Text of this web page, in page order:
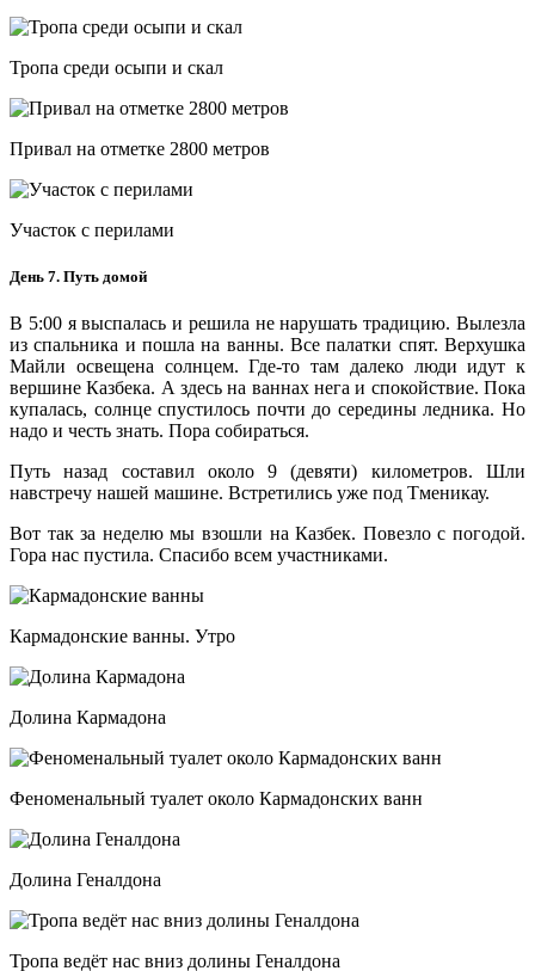
Тропа среди осыпи и скал
Привал на отметке 2800 метров
Участок с перилами
День 7. Путь домой
В 5:00 я выспалась и решила не нарушать традицию. Вылезла
из спальника и пошла на ванны. Все палатки спят. Верхушка
Майли освещена солнцем. Где-то там далеко люди идут к
вершине Казбека. А здесь на ваннах нега и спокойствие. Пока
купалась, солнце спустилось почти до середины ледника. Но
надо и честь знать. Пора собираться.
Путь назад составил около 9 (девяти) километров. Шли
навстречу нашей машине. Встретились уже под Тменикау.
Вот так за неделю мы взошли на Казбек. Повезло с погодой.
Гора нас пустила. Спасибо всем участниками.
Кармадонские ванны. Утро
Долина Кармадона
Феноменальный туалет около Кармадонских ванн
Долина Геналдона
Тропа ведёт нас вниз долины Геналдона